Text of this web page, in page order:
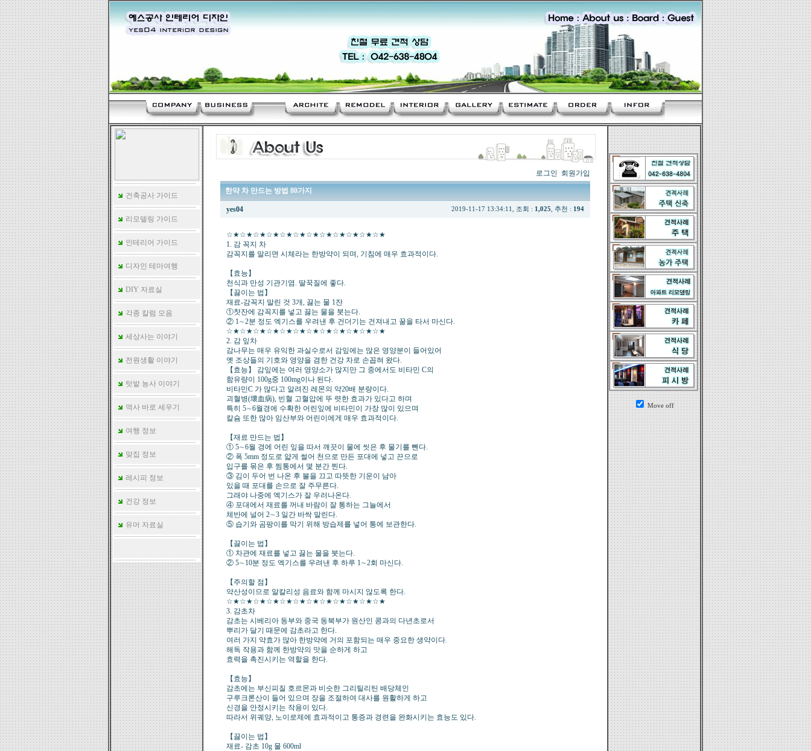
건축공사 가이드
리모델링 가이드
인테리어 가이드
디자인 테마여행
DIY 자료실
각종 칼럼 모음
세상사는 이야기
전원생활 이야기
텃밭 농사 이야기
역사 바로 세우기
여행 정보
맞집 정보
레시피 정보
건강 정보
유머 자료실
로그인 회원가입
한약 차 만드는 방법 80가지
yes04 2019-11-17 13:34:11, 조회 : 1,025 , 추천 : 194
☆★☆★☆★☆★☆★☆★☆★☆★☆★☆★☆★☆★
1. 감 꼭지 차
감꼭지를 말리면 시체라는 한방약이 되며, 기침에 매우 효과적이다.
【효능】
천식과 만성 기관기염. 딸꾹질에 좋다.
【끓이는 법】
재료-감꼭지 말린 것 3개, 끓는 물 1잔
①찻잔에 감꼭지를 넣고 끓는 물을 붓는다.
② 1∼2분 정도 엑기스를 우려낸 후 건더기는 건져내고 꿀을 타서 마신다.
☆★☆★☆★☆★☆★☆★☆★☆★☆★☆★☆★☆★
2. 감 잎차
감나무는 매우 유익한 과실수로서 감잎에는 많은 영양분이 들어있어
옛 조상들의 기호와 영양을 겸한 건강 차로 손꼽혀 왔다.
【효능】 감잎에는 여러 영양소가 많지만 그 중에서도 비타민 C의
함유량이 100g중 100mg이나 된다.
비타민C 가 많다고 알려진 레몬의 약20배 분량이다.
괴혈병(壞血病), 빈혈 고혈압에 뚜 렷한 효과가 있다고 하며
특히 5∼6월경에 수확한 어린잎에 비타민이 가장 많이 있으며
칼슘 또한 많아 임산부와 어린이에게 매우 효과적이다.
【재료 만드는 법】
① 5∼6월 경에 어린 잎을 따서 깨끗이 물에 씻은 후 물기를 뺀다.
② 폭 5mm 정도로 얇게 썰어 천으로 만든 포대에 넣고 끈으로
입구를 묶은 후 찜통에서 몇 분간 찐다.
③ 김이 두어 번 나온 후 불을 끄고 따뜻한 기운이 남아
있을 때 포대를 손으로 잘 주무른다.
그래야 나중에 엑기스가 잘 우러나온다.
④ 포대에서 재료를 꺼내 바람이 잘 통하는 그늘에서
체반에 널어 2∼3 일간 바싹 말린다.
⑤ 습기와 곰팡이를 막기 위해 방습제를 넣어 통에 보관한다.
【끓이는 법】
① 차관에 재료를 넣고 끓는 물을 붓는다.
② 5∼10분 정도 엑기스를 우려낸 후 하루 1∼2회 마신다.
【주의할 점】
약산성이므로 알칼리성 음료와 함께 마시지 않도록 한다.
☆★☆★☆★☆★☆★☆★☆★☆★☆★☆★☆★☆★
3. 감초차
감초는 시베리아 동부와 중국 동북부가 원산인 콩과의 다년초로서
뿌리가 달기 때문에 감초라고 한다.
여러 가지 약효가 많아 한방약에 거의 포함되는 매우 중요한 생약이다.
해독 작용과 함께 한방약의 맛을 순하게 하고
효력을 촉진시키는 역할을 한다.
【효능】
감초에는 부신피질 호르몬과 비슷한 그리틸리틴 배당체인
구루크론산이 들어 있으며 장을 조절하여 대사를 원활하게 하고
신경을 안정시키는 작용이 있다.
따라서 위궤양, 노이로제에 효과적이고 통증과 경련을 완화시키는 효능도 있다.
【끓이는 법】
재료- 감초 10g 물 600ml
Move off